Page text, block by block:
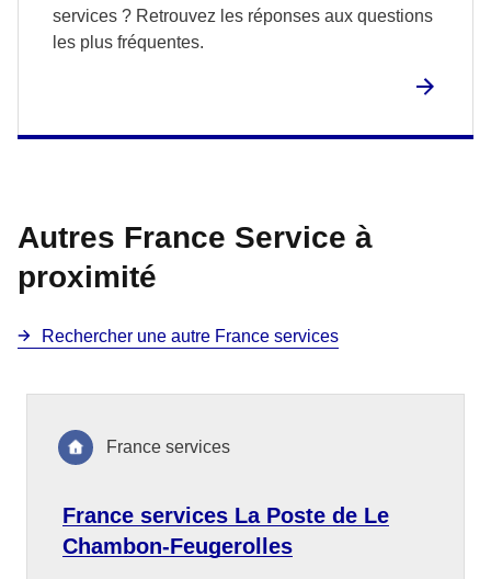
services ? Retrouvez les réponses aux questions
les plus fréquentes.
Autres France Service à
proximité
Rechercher une autre France services
France services La Poste de Le
Chambon-Feugerolles
France services